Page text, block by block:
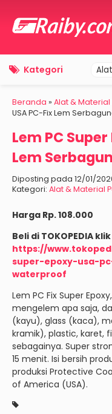
Kategori
Beranda » Alat &
USA PC-Fix Lem
Lem PC
Lem
Diposting pada 12/01/
Kategori: Alat & Material
Harga Rp. 108.000
Beli di TOKOPEDIA klik
https://
super-epoxy-usa-
waterproof
Lem PC Fix Super
mengelem apa saja,
(kayu), glass (kaca),
kramik), plastic, karet,
sebagainya. Super
15 menit. Isi bersih
produksi Protective
of America (USA).